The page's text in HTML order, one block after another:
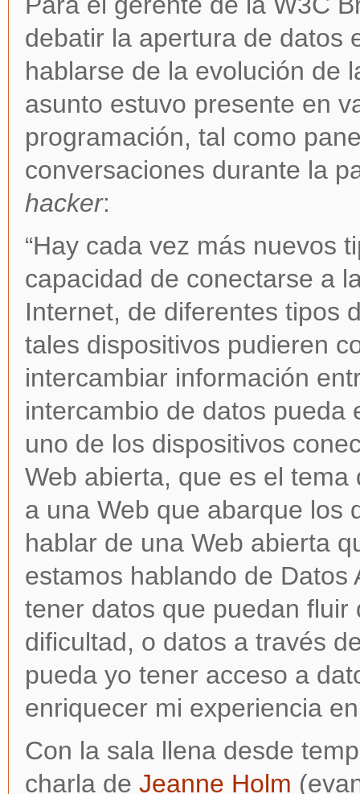
debatir la apertura de datos
hablarse de la evolución de
asunto estuvo presente en
programación, tal como
conversaciones durante la
hacker:
“Hay cada vez más nuevos
capacidad de conectarse a
Internet, de diferentes tipos
tales dispositivos pudieren
intercambiar información
intercambio de datos pueda
uno de los dispositivos
Web abierta, que es el
a una Web que abarque los
hablar de una Web abierta
estamos hablando de
tener datos que puedan
dificultad, o datos a través
pueda yo tener acceso a
enriquecer mi experiencia
Con la sala llena desde
charla de Jeanne Holm